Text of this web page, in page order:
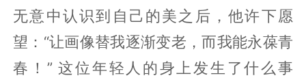
无意中认识到自己的美之后，他许下愿
望：“让画像替我逐渐变老，而我能永葆青
春！” 这位年轻人的身上发生了什么事